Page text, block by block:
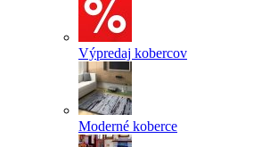
Výpredaj kobercov
Moderné koberce